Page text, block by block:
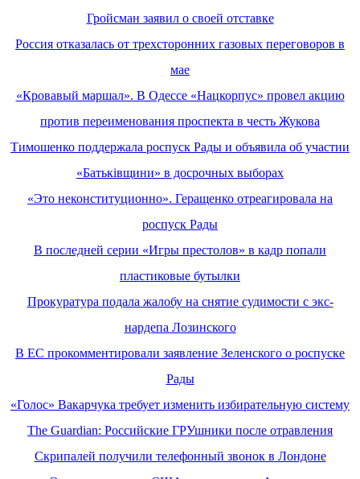
Гройсман заявил о своей отставке
Россия отказалась от трехсторонних газовых переговоров в
мае
«Кровавый маршал». В Одессе «Нацкорпус» провел акцию
против переименования проспекта в честь Жукова
Тимошенко поддержала роспуск Рады и объявила об участии
«Батьківщини» в досрочных выборах
«Это неконституционно». Геращенко отреагировала на
роспуск Рады
В последней серии «Игры престолов» в кадр попали
пластиковые бутылки
Прокуратура подала жалобу на снятие судимости с экс-
нардепа Лозинского
В ЕС прокомментировали заявление Зеленского о роспуске
Рады
«Голос» Вакарчука требует изменить избирательную систему
The Guardian: Российские ГРУшники после отравления
Скрипалей получили телефонный звонок в Лондоне